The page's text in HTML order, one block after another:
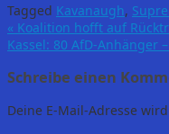
Tagged Kavanaugh,
« Koalition hofft auf
Kassel: 80 AfD-Anhänger
Schreibe einen
Deine E-Mail-Adresse